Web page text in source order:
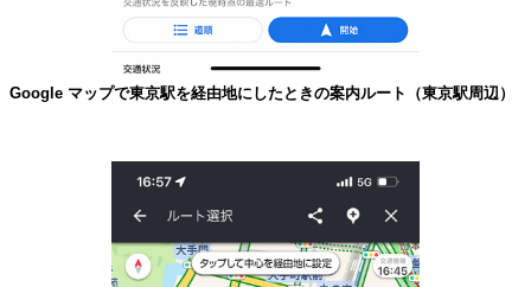
Google マップで東京駅を経由地にしたときの案内ルート（東京駅周辺）